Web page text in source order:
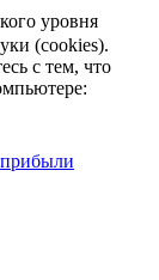
уровня
(cookies).
с тем, что